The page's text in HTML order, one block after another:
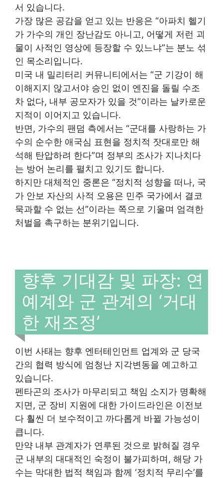
서 있습니다.
가장 많은 공감을 얻고 있는 반응은 “아파치 헬기
가 가수의 개인 장난감도 아니고, 어떻게 저런 괴
물이 사적인 영상에 등장할 수 있느냐”는 분노 섞
인 목소리입니다.
미국 내 밀리터리 커뮤니티에서는 “군 기강이 해
이해지지 않고서야 승인 없이 엔진을 돌릴 수조
차 없다, 내부 공모자가 있을 것”이라는 날카로운
지적이 이어지고 있습니다.
반면, 가수의 팬덤 측에서는 “군대를 사랑하는 가
수의 순수한 애국심 표현을 정치적 잣대로만 해
석해 탄압하려 한다”며 정부의 조사가 지나치다
는 방어 논리를 펼치고 있기도 합니다.
하지만 대체적인 중론은 “정치적 성향을 떠나, 국
가 안보 자산의 사적 오용은 민주 국가에서 결코
묵과할 수 없는 선”이라는 쪽으로 기울며 엄격한
처벌을 촉구하는 분위기입니다.
향후 기대감 및 파장: 연
예계와 군 관계의 ‘거대
한 재조정’
이번 사태는 향후 엔터테인먼트 업계와 군 당국
간의 협력 방식에 엄청난 지각변동을 예고하고
있습니다.
펜타곤의 조사가 마무리되고 책임 소지가 명확해
지면, 군 장비 지원에 대한 가이드라인은 이전보
다 훨씬 더 보수적이고 까다롭게 바뀔 가능성이
큽니다.
만약 내부 관계자가 연루된 것으로 밝혀질 경우
군 내부의 대대적인 숙정이 불가피하며, 해당 가
수는 막대한 법적 책임과 함께 ‘정치적 무리수’를